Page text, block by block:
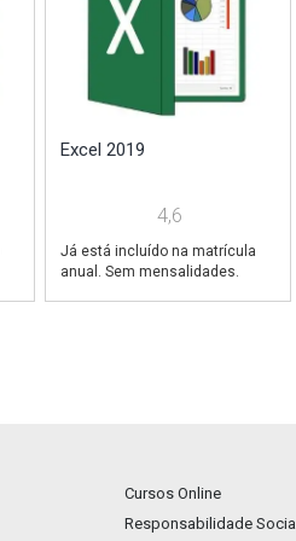
Excel 2019
4,6
Já está incluído na matrícula
anual. Sem mensalidades.
Cursos Online
Responsabilidade Social